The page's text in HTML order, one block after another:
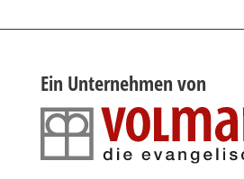
Ein Unternehmen von